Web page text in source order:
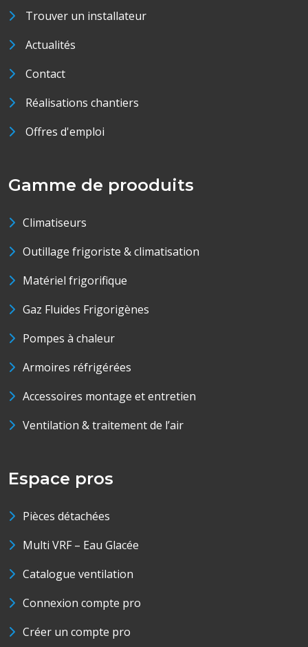
Trouver un installateur
Actualités
Contact
Réalisations chantiers
Offres d'emploi
Gamme de prooduits
Climatiseurs
Outillage frigoriste & climatisation
Matériel frigorifique
Gaz Fluides Frigorigènes
Pompes à chaleur
Armoires réfrigérées
Accessoires montage et entretien
Ventilation & traitement de l’air
Espace pros
Pièces détachées
Multi VRF – Eau Glacée
Catalogue ventilation
Connexion compte pro
Créer un compte pro